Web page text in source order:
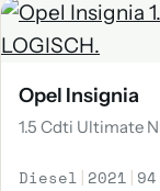
Opel Insignia
1.5 Cdti Ultimate
Diesel | 2021 |